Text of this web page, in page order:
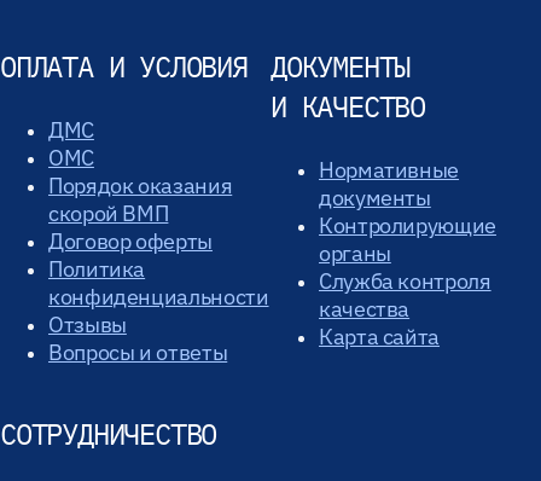
ОПЛАТА И УСЛОВИЯ
ДМС
ОМС
Порядок оказания
скорой ВМП
Договор оферты
Политика
конфиденциальности
Отзывы
Вопросы и ответы
ДОКУМЕНТЫ
И КАЧЕСТВО
Нормативные
документы
Контролирующие
органы
Служба контроля
качества
Карта сайта
СОТРУДНИЧЕСТВО